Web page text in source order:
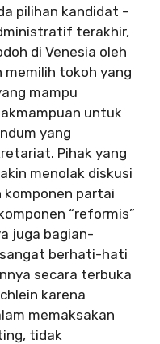
pilihan kandidat –
terakhir,
di Venesia oleh
memilih tokoh yang
mampu
untuk
yang
Pihak yang
menolak diskusi
komponen partai
“reformis”
juga bagian-
berhati-hati
secara terbuka
karena
memaksakan
tidak